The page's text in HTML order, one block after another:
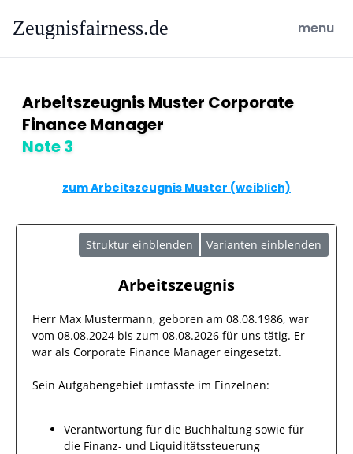
Zeugnisfairness.de open
menu
Arbeitszeugnis Muster Corporate
Finance Manager
Note 3
zum Arbeitszeugnis Muster (weiblich)
Struktur einblenden Varianten einblenden
Arbeitszeugnis
Herr Max Mustermann, geboren am 08.08.1986, war
vom 08.08.2024 bis zum 08.08.2026 für uns tätig. Er
war als Corporate Finance Manager eingesetzt.
Sein Aufgabengebiet umfasste im Einzelnen:
Verantwortung für die Buchhaltung sowie für
die Finanz- und Liquiditätssteuerung